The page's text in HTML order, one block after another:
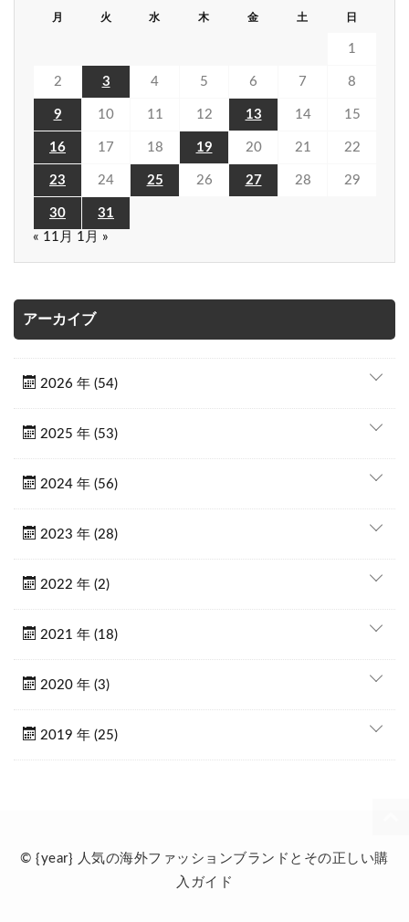
月 火 水 木 金 土 日
1
2 3 4 5 6 7 8
9 10 11 12 13 14 15
16 17 18 19 20 21 22
23 24 25 26 27 28 29
30
31
« 11月 1月 »
アーカイブ
2026 年 (54)
2025 年 (53)
2024 年 (56)
2023 年 (28)
2022 年 (2)
2021 年 (18)
2020 年 (3)
2019 年 (25)
© {year} 人気の海外ファッションブランドとその正しい購
入ガイド